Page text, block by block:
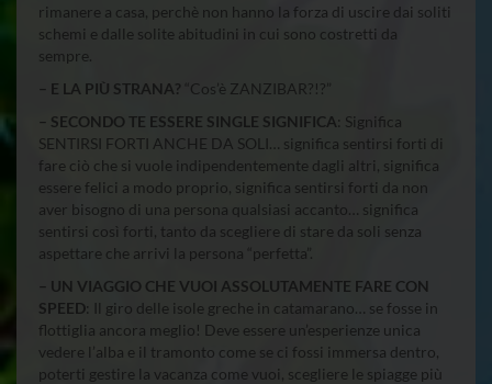
rimanere a casa, perchè non hanno la forza di uscire dai soliti
schemi e dalle solite abitudini in cui sono costretti da
sempre.
– E LA PIÙ STRANA? “Cos’è ZANZIBAR?!?”
– SECONDO TE ESSERE SINGLE SIGNIFICA: Significa
SENTIRSI FORTI ANCHE DA SOLI… significa sentirsi forti di
fare ciò che si vuole indipendentemente dagli altri, significa
essere felici a modo proprio, significa sentirsi forti da non
aver bisogno di una persona qualsiasi accanto… significa
sentirsi così forti, tanto da scegliere di stare da soli senza
aspettare che arrivi la persona “perfetta”.
– UN VIAGGIO CHE VUOI ASSOLUTAMENTE FARE CON
SPEED: Il giro delle isole greche in catamarano… se fosse in
flottiglia ancora meglio! Deve essere un’esperienze unica
vedere l’alba e il tramonto come se ci fossi immersa dentro,
poterti gestire la vacanza come vuoi, scegliere le spiagge più